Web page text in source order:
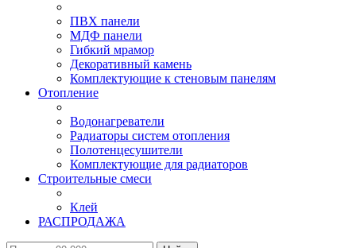
ПВХ панели
МДФ панели
Гибкий мрамор
Декоративный камень
Комплектующие к стеновым панелям
Отопление
Водонагреватели
Радиаторы систем отопления
Полотенцесушители
Комплектующие для радиаторов
Строительные смеси
Клей
РАСПРОДАЖА